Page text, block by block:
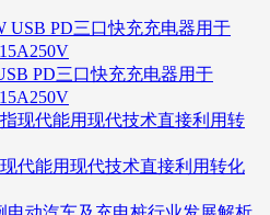
PD三口快充充电器用于
代能用现代技术直接利用转化